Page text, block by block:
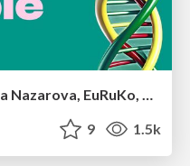
Evolution of real-time – Irina Nazarova, EuRuKo, 2024
9 1.5k